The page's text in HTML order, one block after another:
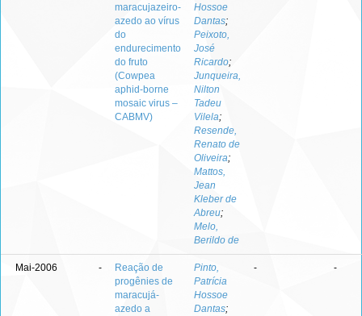
maracujazeiro-
azedo ao vírus
do
endurecimento
do fruto
(Cowpea
aphid-borne
mosaic virus –
CABMV)
Hossoe
Dantas;
Peixoto,
José
Ricardo;
Junqueira,
Nilton
Tadeu
Vilela;
Resende,
Renato de
Oliveira;
Mattos,
Jean
Kleber de
Abreu;
Melo,
Berildo de
Mai-2006 -
Reação de
progênies de
maracujá-
azedo a
Pinto,
Patrícia
Hossoe
Dantas;
- -